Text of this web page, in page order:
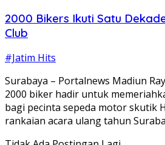
2000 Bikers Ikuti Satu
Club
#Jatim Hits
Surabaya – Portalnews Madiun
2000 biker hadir untuk
bagi pecinta sepeda motor skutik
rankaian acara ulang tahun